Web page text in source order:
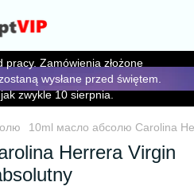
Zamówienia złożone
wysłane przed świętem.
zwykle 10 sierpnia.
10ml масло абсолю Carolina
Herrera Virgin